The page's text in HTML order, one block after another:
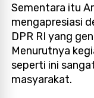
Sementara itu
mengapresiasi
DPR RI yang
Menurutnya
seperti ini
masyarakat.